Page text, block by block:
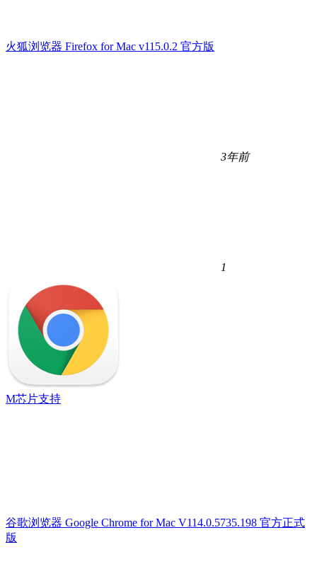
火狐浏览器 Firefox for Mac v115.0.2 官方版
3年前
1
M芯片支持
谷歌浏览器 Google Chrome for Mac V114.0.5735.198 官方正式
版